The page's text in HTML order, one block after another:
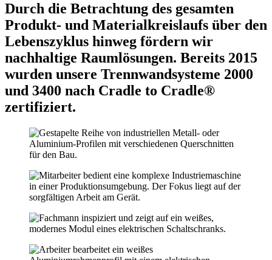
Durch die Betrachtung des gesamten
Produkt- und Materialkreislaufs über den
Lebenszyklus hinweg fördern wir
nachhaltige Raumlösungen. Bereits 2015
wurden unsere Trennwandsysteme 2000
und 3400 nach Cradle to Cradle®
zertifiziert.